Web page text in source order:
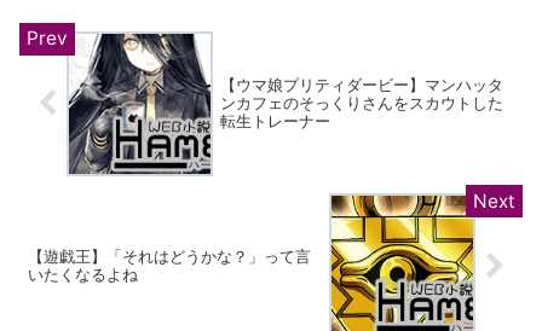
【ウマ娘プリティダービー】マンハッタ
ンカフェのそっくりさんをスカウトした
転生トレーナー
【遊戯王】「それはどうかな？」って言
いたくなるよね